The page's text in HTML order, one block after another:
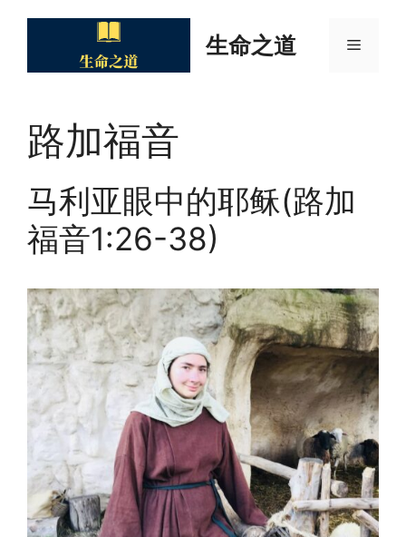
生命之道 Menu
路加福音
马利亚眼中的耶稣(路加
福音1:26-38)